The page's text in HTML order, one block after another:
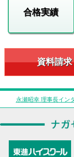
合格実績
資料請求
永瀬昭幸 理事長イン